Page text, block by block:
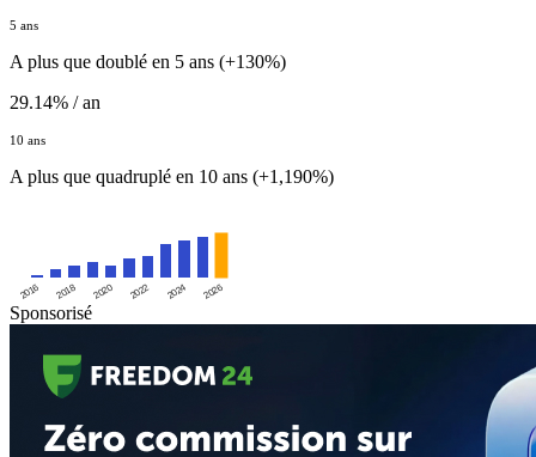
5 ans
A plus que doublé en 5 ans (+130%)
29.14% / an
10 ans
A plus que quadruplé en 10 ans (+1,190%)
2016 2018 2020 2022 2024 2026
Sponsorisé